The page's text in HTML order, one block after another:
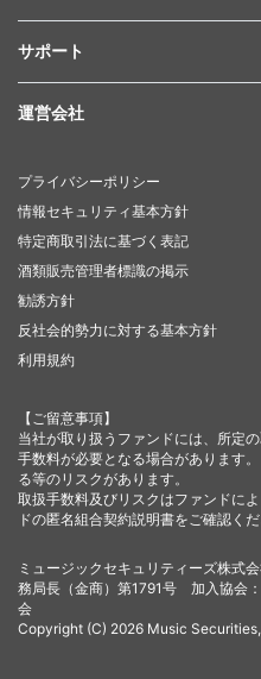
サポート
運営会社
プライバシーポリシー
情報セキュリティ基本方針
特定商取引法に基づく表記
酒類販売管理者標識の掲示
勧誘方針
反社会的勢力に対する基本方針
利用規約
【ご留意事項】
当社が取り扱うファンドには、所定
手数料が必要となる場合があります
る等のリスクがあります。
取扱手数料及びリスクはファンドに
ドの匿名組合契約説明書をご確認くだ
ミュージックセキュリティーズ株
務局長（金商）第1791号 加入協会
会
Copyright (C) 2026 Music